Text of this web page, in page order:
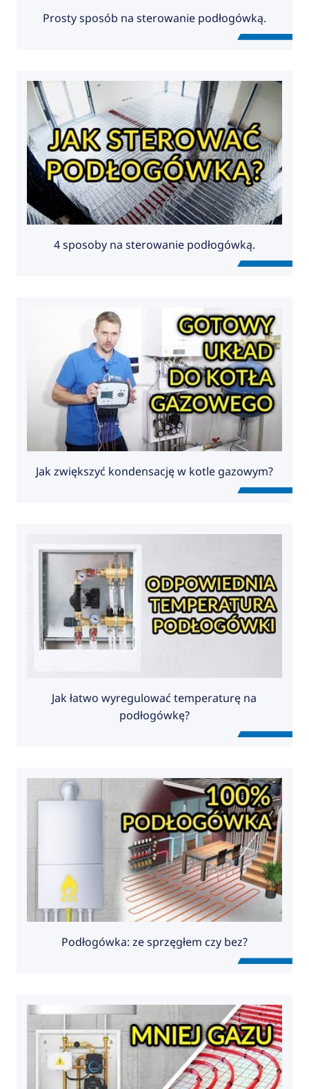
Prosty sposób na sterowanie podłogówką.
4 sposoby na sterowanie podłogówką.
Jak zwiększyć kondensację w kotle gazowym?
Jak łatwo wyregulować temperaturę na
podłogówkę?
Podłogówka: ze sprzęgłem czy bez?